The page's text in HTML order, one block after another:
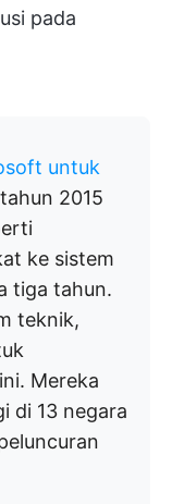
pada
untuk
2015
ke sistem
tiga tahun.
teknik,
Mereka
di 13 negara